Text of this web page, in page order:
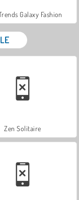
Galaxy Fashion
Zen Solitaire